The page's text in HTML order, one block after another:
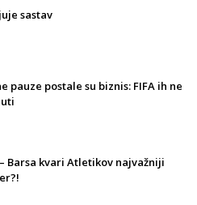
sastav
pauze postale su biznis: FIFA ih ne
Barsa kvari Atletikov najvažniji